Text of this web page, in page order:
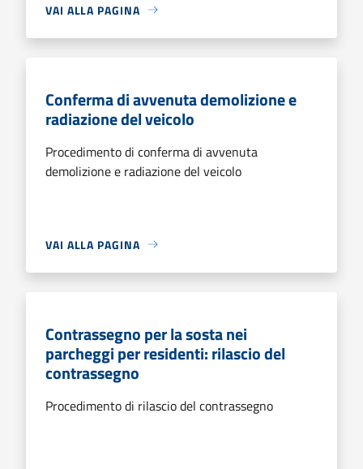
VAI ALLA PAGINA
Conferma di avvenuta demolizione e
radiazione del veicolo
Procedimento di conferma di avvenuta
demolizione e radiazione del veicolo
VAI ALLA PAGINA
Contrassegno per la sosta nei
parcheggi per residenti: rilascio del
contrassegno
Procedimento di rilascio del contrassegno